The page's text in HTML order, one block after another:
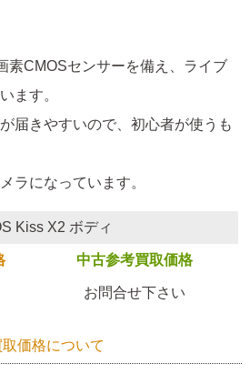
素CMOSセンサーを備え、ライブ
ます。
届きやすいので、初心者が使うも
ラになっています。
Kiss X2 ボディ
中古参考買取価格
お問合せ下さい
取価格について